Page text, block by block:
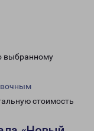
выбранному
стоимость